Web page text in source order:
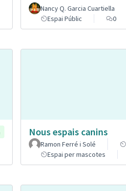
Nancy Q. Garcia Cuartiella
Espai Públic
0
Nous espais canins
Ramon Ferré i Solé
Espai per mascotes